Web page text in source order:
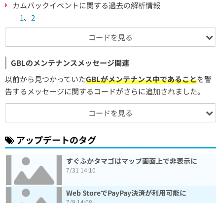
カムバックイベントに関する過去の解析情報
└1、 2
コードを見る
GBLのメンテナンスメッセージ関連
以前から見つかっていたGBLがメンテナンス中であることを警
告するメッセージに関するコードがさらに追加されました。
コードを見る
アップデートのタグ
すぐふかタマゴはマップ画面上で非表示に
7/31 14:10
Web StoreでPayPay決済が利用可能に